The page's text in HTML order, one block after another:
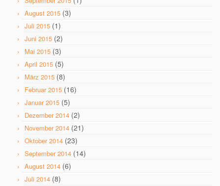
August 2015 (3)
Juli 2015 (1)
Juni 2015 (2)
Mai 2015 (3)
April 2015 (5)
März 2015 (8)
Februar 2015 (16)
Januar 2015 (5)
Dezember 2014 (2)
November 2014 (21)
Oktober 2014 (23)
September 2014 (14)
August 2014 (6)
Juli 2014 (8)